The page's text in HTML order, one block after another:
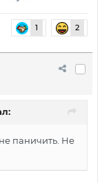
1 2
паничить. Не